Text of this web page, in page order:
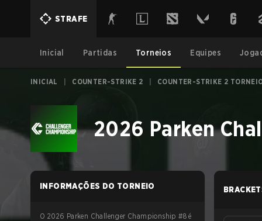
STRAFE
Inicial Partidas Torneios Equipes
INICIAL COUNTER-STRIKE 2 COUNTER-STRIKE 2
2026 Parken
INFORMAÇÕES DO TORNEIO
O 2026 Parken Challenger Championship #8 é